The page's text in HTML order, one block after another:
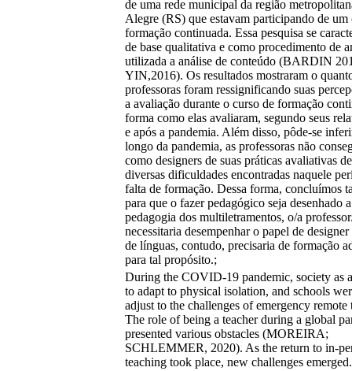
de uma rede municipal da região
Alegre (RS) que estavam participando de um
formação continuada. Essa pesquisa se
de base qualitativa e como procedimento de
utilizada a análise de conteúdo (BARDIN
YIN,2016). Os resultados mostraram o
professoras foram ressignificando suas
a avaliação durante o curso de formação
forma como elas avaliaram, segundo seus
e após a pandemia. Além disso, pôde-se
longo da pandemia, as professoras não
como designers de suas práticas avaliativas
diversas dificuldades encontradas naquele
falta de formação. Dessa forma, concluímos
para que o fazer pedagógico seja desenhado
pedagogia dos multiletramentos, o/a
necessitaria desempenhar o papel de
de línguas, contudo, precisaria de formação
para tal propósito.;
During the COVID-19 pandemic, society as
to adapt to physical isolation, and schools
adjust to the challenges of emergency remote
The role of being a teacher during a global
presented various obstacles (MOREIRA;
SCHLEMMER, 2020). As the return to in-
teaching took place, new challenges